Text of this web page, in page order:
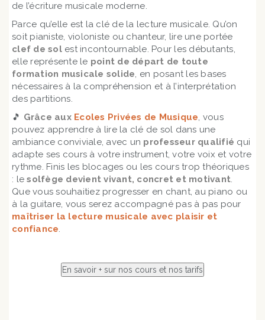
de l’écriture musicale moderne.
Parce qu’elle est la clé de la lecture musicale. Qu’on
soit pianiste, violoniste ou chanteur, lire une portée
clef de solest incontournable. Pour les débutants,
elle représente le point de départ de toute
formation musicale solide, en posant les bases
nécessaires à la compréhension et à l’interprétation
des partitions.
🎵 Grâce aux Ecoles Privées de Musique, vous
pouvez apprendre à lire la clé de sol dans une
ambiance conviviale, avec un professeur qualifié qui
adapte ses cours à votre instrument, votre voix et votre
rythme. Finis les blocages ou les cours trop théoriques
: lesolfège devient vivant, concret et motivant.
Que vous souhaitiez progresser en chant, au piano ou
à la guitare, vous serez accompagné pas à pas pour
maîtriser la lecture musicale avec plaisir et
confiance.